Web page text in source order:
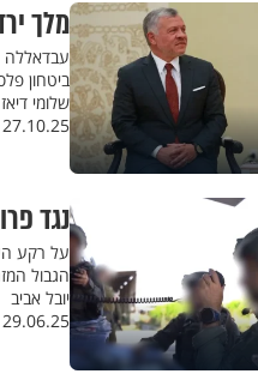
מלך
עבדאללה
ביטחון
שלומי דיאז
27.10.25 | 14:56
נגד
על רקע
הגבול
יובל אביב
29.06.25 | 12:28